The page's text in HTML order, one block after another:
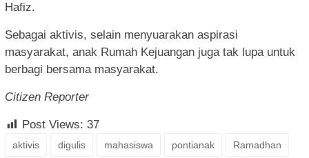
Hafiz.
Sebagai aktivis, selain menyuarakan aspirasi
masyarakat, anak Rumah Kejuangan juga tak lupa untuk
berbagi bersama masyarakat.
Citizen Reporter
Post Views: 37
aktivis digulis mahasiswa pontianak Ramadhan